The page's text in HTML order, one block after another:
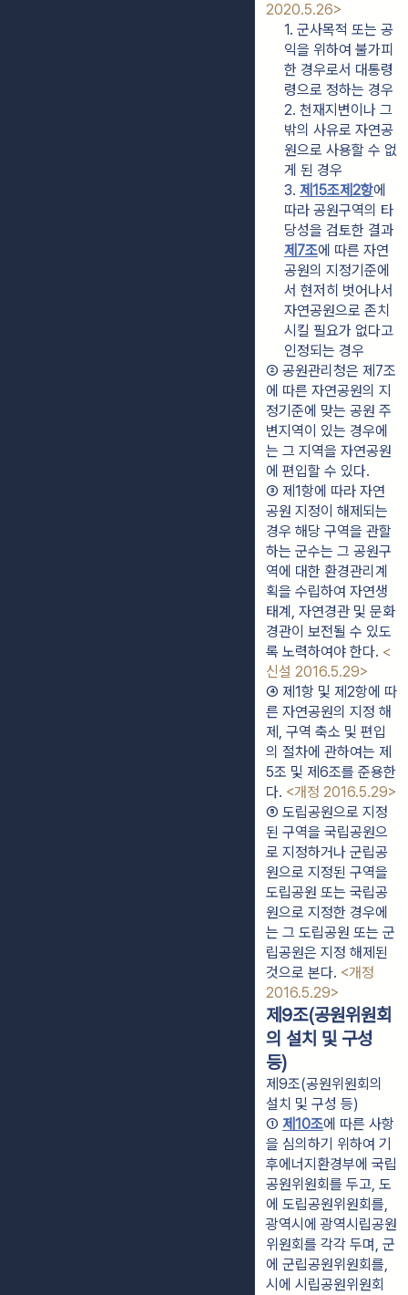
2020.5.26>
1. 군사목적 또는 공
익을 위하여 불가피
한 경우로서 대통령
령으로 정하는 경우
2. 천재지변이나 그
밖의 사유로 자연공
원으로 사용할 수 없
게 된 경우
3. 제15조제2항에
따라 공원구역의 타
제7조에 따른 자연
공원의 지정기준에
서 현저히 벗어나서
자연공원으로 존치
시킬 필요가 없다고
인정되는 경우
② 공원관리청은 제7조
에 따른 자연공원의 지
정기준에 맞는 공원 주
변지역이 있는 경우에
는 그 지역을 자연공원
에 편입할 수 있다.
③ 제1항에 따라 자연
공원 지정이 해제되는
경우 해당 구역을 관할
하는 군수는 그 공원구
역에 대한 환경관리계
획을 수립하여 자연생
태계, 자연경관 및 문화
경관이 보전될 수 있도
록 노력하여야 한다. <
신설 2016.5.29>
④ 제1항 및 제2항에 따
른 자연공원의 지정 해
제, 구역 축소 및 편입
의 절차에 관하여는 제
5조 및 제6조를 준용한
다. <개정 2016.5.29>
⑤ 도립공원으로 지정
된 구역을 국립공원으
로 지정하거나 군립공
원으로 지정된 구역을
도립공원 또는 국립공
원으로 지정한 경우에
는 그 도립공원 또는 군
립공원은 지정 해제된
것으로 본다. <개정
2016.5.29>
제9조(공원위원회
의 설치 및 구성
등)
제9조(공원위원회의
설치 및 구성 등)
① 제10조에 따른 사항
을 심의하기 위하여 기
후에너지환경부에 국립
공원위원회를 두고, 도
에 도립공원위원회를,
광역시에 광역시립공원
위원회를 각각 두며, 군
에 군립공원위원회를,
시에 시립공원위원회